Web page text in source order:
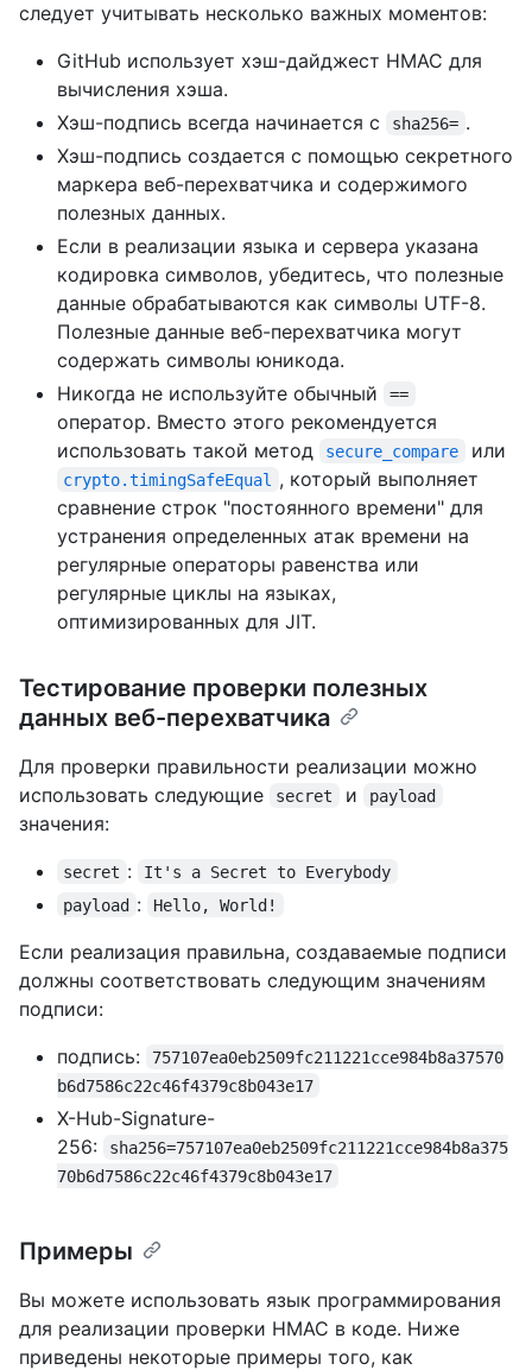
следует учитывать несколько важных моментов:
GitHub использует хэш-дайджест HMAC для
вычисления хэша.
Хэш-подпись всегда начинается с
sha256= .
Хэш-подпись создается с помощью секретного
маркера веб-перехватчика и содержимого
полезных данных.
Если в реализации языка и сервера указана
кодировка символов, убедитесь, что полезные
данные обрабатываются как символы UTF-8.
Полезные данные веб-перехватчика могут
содержать символы юникода.
Никогда не используйте обычный
==
оператор. Вместо этого рекомендуется
использовать такой метод
secure_compare или
crypto.timingSafeEqual
, который выполняет
сравнение строк "постоянного времени" для
устранения определенных атак времени на
регулярные операторы равенства или
регулярные циклы на языках,
оптимизированных для JIT.
Тестирование проверки полезных
данных веб-перехватчика
Для проверки правильности реализации можно
использовать следующие
secret и payload
значения:
secret :
It's a Secret to Everybody
payload : Hello, World!
Если реализация правильна, создаваемые подписи
должны соответствовать следующим значениям
подписи:
подпись:
757107ea0eb2509fc211221cce984b8a37570
b6d7586c22c46f4379c8b043e17
X-Hub-Signature-
256:
sha256=757107ea0eb2509fc211221cce984b8a375
70b6d7586c22c46f4379c8b043e17
Примеры
Вы можете использовать язык программирования
для реализации проверки HMAC в коде. Ниже
приведены некоторые примеры того, как